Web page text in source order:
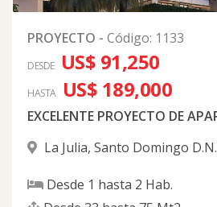
PROYECTO - Código: 1133
DESDE US$ 91,250
HASTA US$ 189,000
La Julia, Santo Domingo D.N.
Desde 1 hasta 2 Hab.